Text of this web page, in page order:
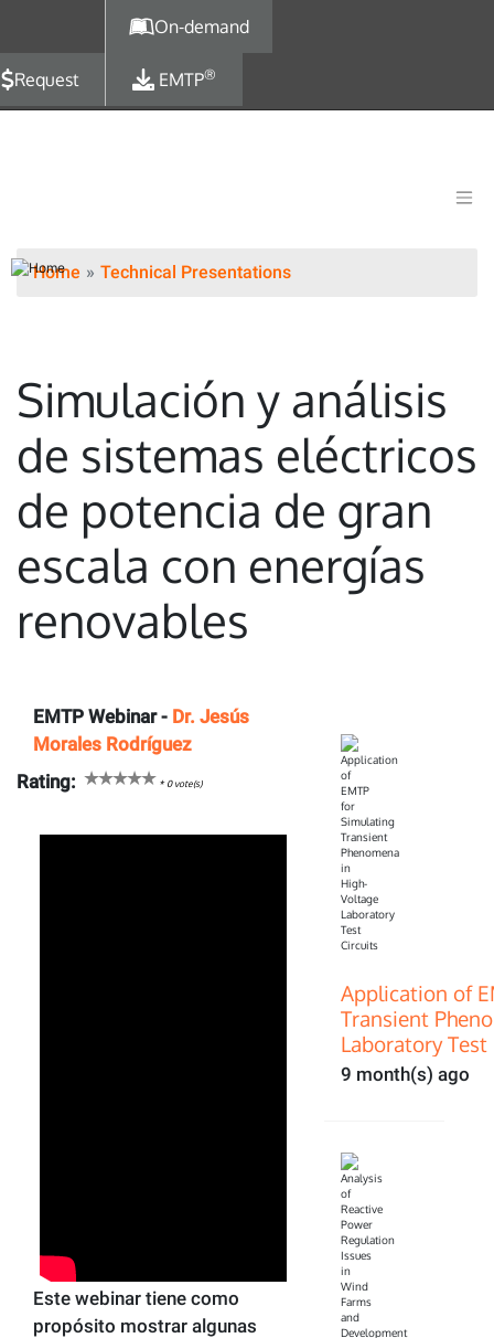
On-demand
Request EMTP®
Home Technical Presentations
Simulación y análisis
de sistemas eléctricos
de potencia de gran
escala con energías
renovables
EMTP Webinar - Dr. Jesús
Morales Rodríguez
Rating:
*0vote(s)
Este webinar tiene como
propósito mostrar algunas
Application of
Transient
Laboratory
9 month(s) ago